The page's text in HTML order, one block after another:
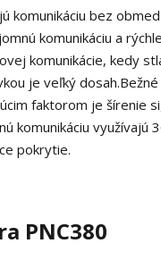
komunikáciu bez
komunikáciu a
komunikácie, kedy
je veľký dosah.
faktorom je šírenie
komunikáciu využívajú
pokrytie.
PNC380